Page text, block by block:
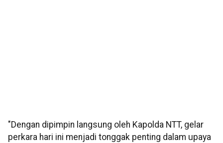
"Dengan dipimpin langsung oleh Kapolda NTT, gelar
perkara hari ini menjadi tonggak penting dalam upaya